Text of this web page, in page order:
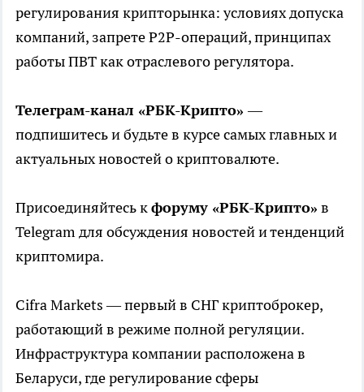
регулирования крипторынка: условиях допуска
компаний, запрете P2P-операций, принципах
работы ПВТ как отраслевого регулятора.
Телеграм-канал «РБК-Крипто»—
подпишитесь и будьте в курсе самых главных и
актуальных новостей о криптовалюте.
Присоединяйтесь кфоруму «РБК-Крипто» в
Telegram для обсуждения новостей и тенденций
криптомира.
Cifra Markets — первый в СНГ криптоброкер,
работающий в режиме полной регуляции.
Инфраструктура компании расположена в
Беларуси, где регулирование сферы